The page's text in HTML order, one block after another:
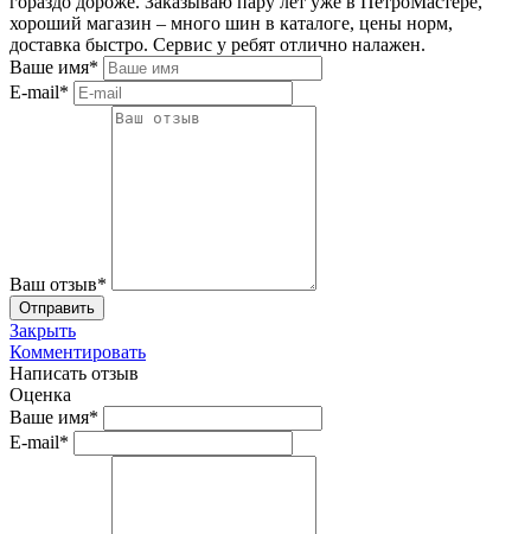
хороший магазин – много шин в каталоге, цены норм,
доставка быстро. Сервис у ребят отлично налажен.
Ваше имя*
E-mail*
Ваш отзыв*
Закрыть
Комментировать
Написать отзыв
Оценка
Ваше имя*
E-mail*